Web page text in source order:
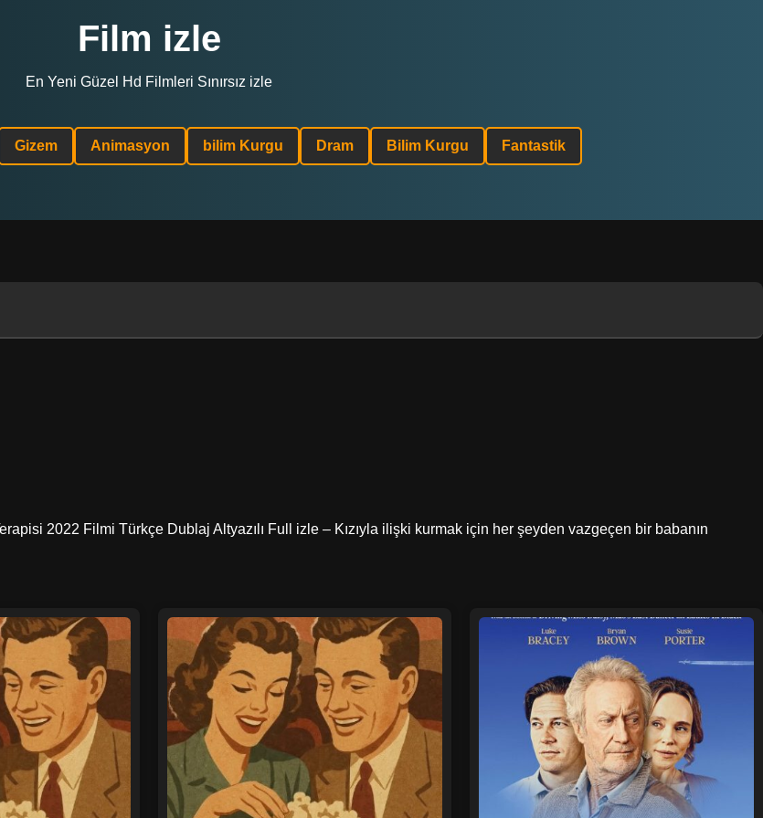
Film izle
En Yeni Güzel Hd Filmleri Sınırsız izle
Gizem Animasyon bilim Kurgu Dram Bilim Kurgu Fantastik
2022 Filmi Türkçe Dublaj Altyazılı Full izle – Kızıyla ilişki kurmak için her şeyden vazgeçen bir babanın